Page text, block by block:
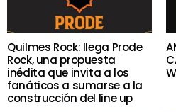
Quilmes Rock: llega Prode
Rock, una propuesta
inédita que invita a los
fanáticos a sumarse a la
construcción del line up